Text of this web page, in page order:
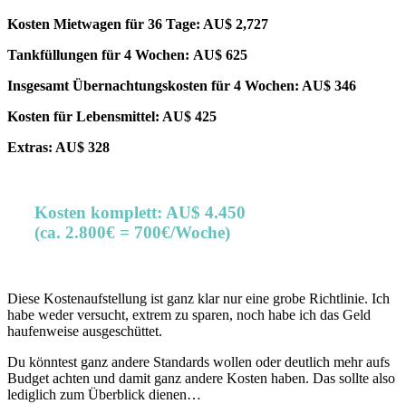
Kosten Mietwagen für 36 Tage: AU$ 2,727
Tankfüllungen für 4 Wochen: AU$ 625
Insgesamt Übernachtungskosten für 4 Wochen: AU$ 346
Kosten für Lebensmittel: AU$ 425
Extras: AU$ 328
Kosten komplett: AU$ 4.450
(ca. 2.800€ = 700€/Woche)
Diese Kostenaufstellung ist ganz klar nur eine grobe Richtlinie. Ich
habe weder versucht, extrem zu sparen, noch habe ich das Geld
haufenweise ausgeschüttet.
Du könntest ganz andere Standards wollen oder deutlich mehr aufs
Budget achten und damit ganz andere Kosten haben. Das sollte also
lediglich zum Überblick dienen…